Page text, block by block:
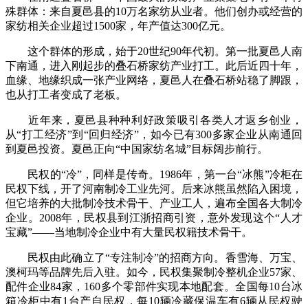
殊群体：来自夏邑县的10万名家纺从业者。他们创办或经营的
家纺相关企业超过1500家，年产值达300亿元。
这个群体的形成，始于20世纪90年代初。第一批夏邑人南
下南通，进入刚起步的叠石桥家纺产业打工。此后近四十年，
血缘、地缘织成一张产业网络，夏邑人在叠石桥站稳了脚跟，
也从打工者变成了老板。
近年来，夏邑县种种利好政策吸引各类人才返乡创业，
从“打工经济”到“回归经济”，如今已有300多家企业从南通回
到夏邑投资。夏邑正向“中国家纺名城”目标阔步前行。
民权的“冷”，同样是传奇。1986年，第一台“冰熊”冷柜在
民权下线，开了河南制冷工业先河。后来冰熊虽然陷入困境，
但它培养的大批制冷技术骨干、产业工人，遍布全国各大制冷
企业。2008年，民权县到江浙招商引资，意外发现这个“人才
宝藏”——当地制冷企业中有大量民权籍技术骨干。
民权由此确立了“专注制冷”的招商方向。香雪海、万宝、
澳柯玛等品牌先后入驻。如今，民权集聚制冷整机企业57家、
配件企业84家，160多个零部件实现本地配套。全国每10台冰
箱冷柜中有1台产自民权，每10辆冷藏保温车有6辆从民权驶